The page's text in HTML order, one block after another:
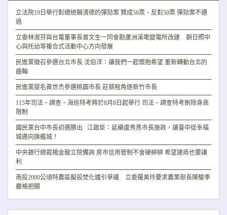
立法院19日舉行對總統賴清德的彈劾案 贊成56票、反對50票 彈劾案不通
過
立委林淑芬與台電董事長曾文生一同會勘蘆洲溪墘變電所改建 朝日照中
心與托幼等複合式活動中心方向發展
民進黨徵召參選台北市長 沈伯洋：讓我們一起懷抱希望 重新轉動台北的
齒輪
民進黨提名黃世杰參選桃園市長 莊競程角逐新竹市長
115年司法、調查、海巡特考將於8月8日起舉行 司法、調查特考刪除身高
限制
國民黨台中市長初選勝出 江啟臣：延續盧秀燕市長施政，讓臺中從幸福
城邁向旗艦城！
中央銀行總裁楊金龍立院備詢 房市信用管制不會硬梆梆 希望建商也要讓
利
南投2000公頃特農區擬設焚化爐引爭議 立委羅美玲要求農業部長陳駿季
嚴格把關